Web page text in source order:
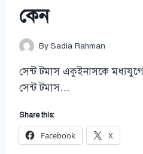
কেন
BySadia Rahman
সেন্ট টমাস একুইনাসকে‌
সেন্ট টমাস…
Share this:
Facebook X